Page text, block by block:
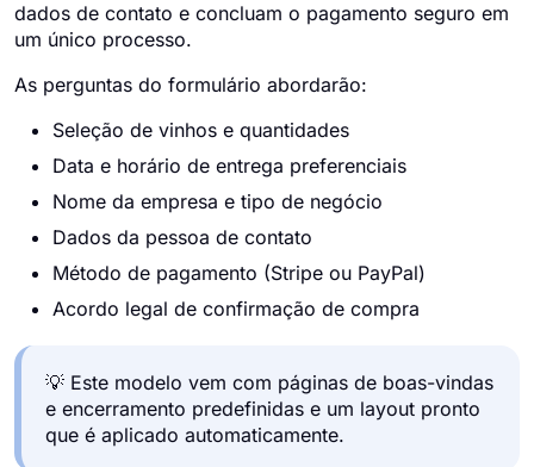
dados de contato e concluam o pagamento seguro em
um único processo.
As perguntas do formulário abordarão:
Seleção de vinhos e quantidades
Data e horário de entrega preferenciais
Nome da empresa e tipo de negócio
Dados da pessoa de contato
Método de pagamento (Stripe ou PayPal)
Acordo legal de confirmação de compra
💡 Este modelo vem com páginas de boas-vindas
e encerramento predefinidas e um layout pronto
que é aplicado automaticamente.